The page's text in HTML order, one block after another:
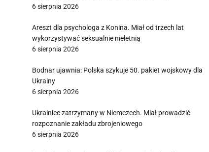
6 sierpnia 2026
Areszt dla psychologa z Konina. Miał od trzech lat
wykorzystywać seksualnie nieletnią
6 sierpnia 2026
Bodnar ujawnia: Polska szykuje 50. pakiet wojskowy dla
Ukrainy
6 sierpnia 2026
Ukrainiec zatrzymany w Niemczech. Miał prowadzić
rozpoznanie zakładu zbrojeniowego
6 sierpnia 2026